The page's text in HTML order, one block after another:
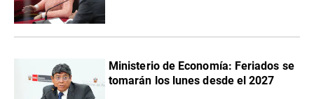
Ministerio de Economía: Feriados se
tomarán los lunes desde el 2027